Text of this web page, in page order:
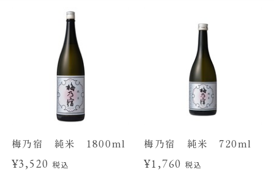
梅乃宿 純米 1800ml
¥3,520税込
梅乃宿 純米 720ml
¥1,760 税込